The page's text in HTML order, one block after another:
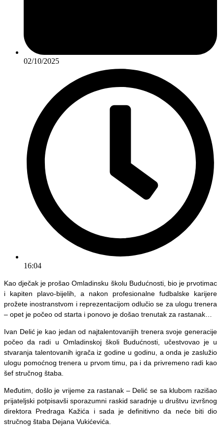
02/10/2025
16:04
Kao dječak je prošao Omladinsku školu Budućnosti, bio je prvotimac
i kapiten plavo-bijelih, a nakon profesionalne fudbalske karijere
prožete inostranstvom i reprezentacijom odlučio se za ulogu trenera
– opet je počeo od starta i ponovo je došao trenutak za rastanak…
Ivan Delić je kao jedan od najtalentovanijih trenera svoje generacije
počeo da radi u Omladinskoj školi Budućnosti, učestvovao je u
stvaranja talentovanih igrača iz godine u godinu, a onda je zaslužio
ulogu pomoćnog trenera u prvom timu, pa i da privremeno radi kao
šef stručnog štaba.
Međutim, došlo je vrijeme za rastanak – Delić se sa klubom razišao
prijateljski potpisavši sporazumni raskid saradnje u društvu izvršnog
direktora Predraga Kažića i sada je definitivno da neće biti dio
stručnog štaba Dejana Vukićevića.